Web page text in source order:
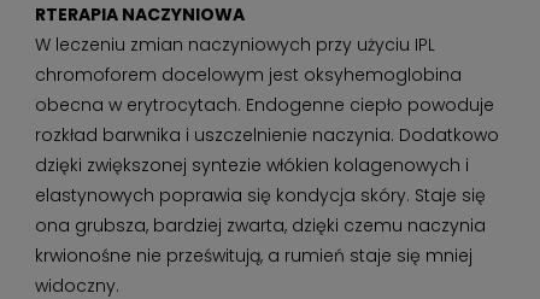
RTERAPIA NACZYNIOWA
W leczeniu zmian naczyniowych przy użyciu IPL
chromoforem docelowym jest oksyhemoglobina
obecna w erytrocytach. Endogenne ciepło powoduje
rozkład barwnika i uszczelnienie naczynia. Dodatkowo
dzięki zwiększonej syntezie włókien kolagenowych i
elastynowych poprawia się kondycja skóry. Staje się
ona grubsza, bardziej zwarta, dzięki czemu naczynia
krwionośne nie prześwitują, a rumień staje się mniej
widoczny.